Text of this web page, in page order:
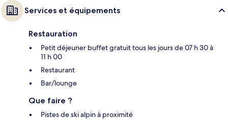
Services et équipements
Restauration
Petit déjeuner buffet gratuit tous les jours de 07 h 30 à
11 h 00
Restaurant
Bar/lounge
Que faire ?
Pistes de ski alpin à proximité